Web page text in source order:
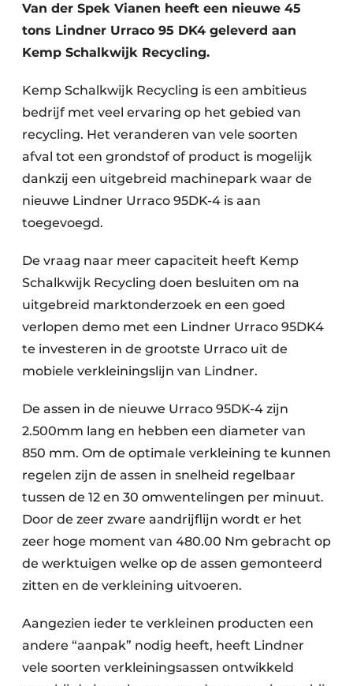
Detectieapparatuur
Persen
Stofbeheersing
Uitrustingsstukken
Shredders
Transportbanden
Zeven & Brekers
Bedrijfsafval
Bouw & Sloopafval
Glasrecyclage
Houtafval
Kunststofafval
Medisch afval
Metaalrecyclage
Papierafval
Textielrecyclage
Van der Spek Vianen heeft een nieuwe 45
tons Lindner Urraco 95 DK4 geleverd aan
Kemp Schalkwijk Recycling.
Kemp Schalkwijk Recycling is een ambitieus
bedrijf met veel ervaring op het gebied van
recycling. Het veranderen van vele soorten
afval tot een grondstof of product is mogelijk
dankzij een uitgebreid machinepark waar de
nieuwe Lindner Urraco 95DK-4 is aan
toegevoegd.
De vraag naar meer capaciteit heeft Kemp
Schalkwijk Recycling doen besluiten om na
uitgebreid marktonderzoek en een goed
verlopen demo met een Lindner Urraco 95DK4
te investeren in de grootste Urraco uit de
mobiele verkleiningslijn van Lindner.
De assen in de nieuwe Urraco 95DK-4 zijn
2.500mm lang en hebben een diameter van
850 mm. Om de optimale verkleining te kunnen
regelen zijn de assen in snelheid regelbaar
tussen de 12 en 30 omwentelingen per minuut.
Door de zeer zware aandrijflijn wordt er het
zeer hoge moment van 480.00 Nm gebracht op
de werktuigen welke op de assen gemonteerd
zitten en de verkleining uitvoeren.
Aangezien ieder te verkleinen producten een
andere “aanpak” nodig heeft, heeft Lindner
vele soorten verkleiningsassen ontwikkeld